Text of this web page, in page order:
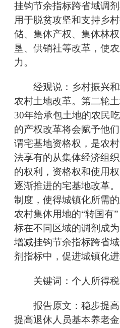
挂钩节余指标跨省域调
用于脱贫攻坚和支持乡
储、集体产权、集体林
垦、供销社等改革，使
力。
经观说：乡村振兴和
农村土地改革。第二轮
30年给承包土地的农民
的产权改革将会赋予他
谓宅基地资格权，是农
法享有的从集体经济组
的权利，资格权和使用
逐渐推进的宅基地改革
制度，使得城镇化所需
农村集体用地的“转国有
标在不同区域的调剂成
增减挂钩节余指标跨省
剂指标中，促进城镇化进
关键词：个人所得税
报告原文：稳步提高
提高退休人员基本养老